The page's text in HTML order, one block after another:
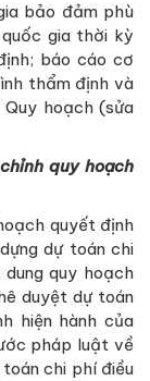
bảo đảm phù
gia thời kỳ
báo cáo cơ
thẩm định và
hoạch (sửa
quy hoạch
quyết định
dự toán chi
quy hoạch
duyệt dự toán
hiện hành của
pháp luật về
chi phí điều